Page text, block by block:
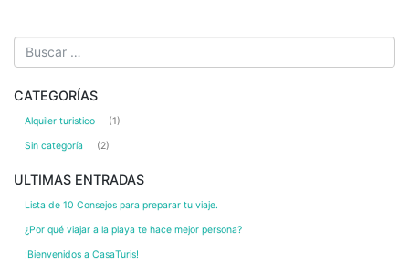
CATEGORÍAS
Alquiler turistico (1)
Sin categoría (2)
ULTIMAS ENTRADAS
Lista de 10 Consejos para preparar tu viaje.
¿Por qué viajar a la playa te hace mejor persona?
¡Bienvenidos a CasaTuris!